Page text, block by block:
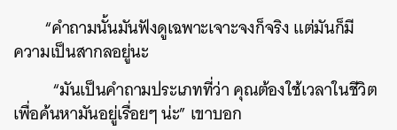
“คำถามนั้นมันฟังดูเฉพาะเจาะจงก็จริง แต่มันก็มี
ความเป็นสากลอยู่นะ
“มันเป็นคำถามประเภทที่ว่า คุณต้องใช้เวลาในชีวิต
เพื่อค้นหามันอยู่เรื่อยๆ น่ะ” เขาบอก